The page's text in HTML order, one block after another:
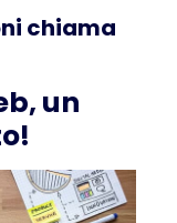
chiama
un